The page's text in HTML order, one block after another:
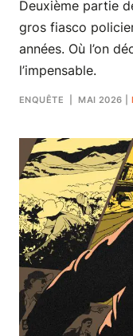
Deuxième partie
gros fiasco
années. Où l’on
l’impensable.
ENQUÊTE | MAI 2026 |